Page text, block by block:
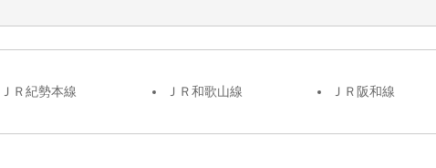
ＪＲ紀勢本線
ＪＲ和歌山線 ＪＲ阪和線